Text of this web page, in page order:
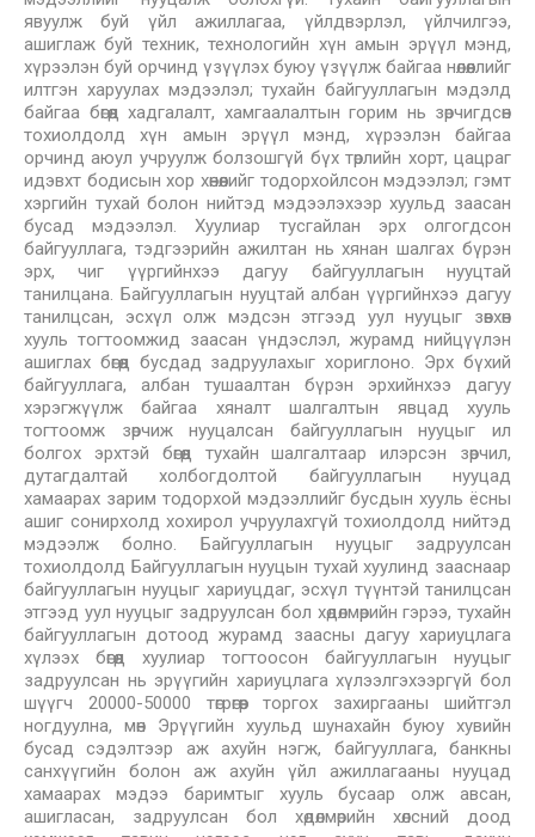
явуулж буй үйл ажиллагаа, үйлдвэрлэл, үйлчилгээ,
ашиглаж буй техник, технологийн хүн амын эрүүл мэнд,
хүрээлэн буй орчинд үзүүлэх буюу үзүүлж байгаа нөлөөллийг
илтгэн харуулах мэдээлэл; тухайн байгууллагын мэдэлд
байгаа бөгөөд хадгалалт, хамгаалалтын горим нь зөрчигдсөн
тохиолдолд хүн амын эрүүл мэнд, хүрээлэн байгаа
орчинд аюул учруулж болзошгүй бүх төрлийн хорт, цацраг
идэвхт бодисын хор хөнөөлийг тодорхойлсон мэдээлэл; гэмт
хэргийн тухай болон нийтэд мэдээлэхээр хуульд заасан
бусад мэдээлэл. Хуулиар тусгайлан эрх олгогдсон
байгууллага, тэдгээрийн ажилтан нь хянан шалгах бүрэн
эрх, чиг үүргийнхээ дагуу байгууллагын нууцтай
танилцана. Байгууллагын нууцтай албан үүргийнхээ дагуу
танилцсан, эсхүл олж мэдсэн этгээд уул нууцыг зөвхөн
хууль тогтоомжид заасан үндэслэл, журамд нийцүүлэн
ашиглах бөгөөд бусдад задруулахыг хориглоно. Эрх бүхий
байгууллага, албан тушаалтан бүрэн эрхийнхээ дагуу
хэрэгжүүлж байгаа хяналт шалгалтын явцад хууль
тогтоомж зөрчиж нууцалсан байгууллагын нууцыг ил
болгох эрхтэй бөгөөд тухайн шалгалтаар илэрсэн зөрчил,
дутагдалтай холбогдолтой байгууллагын нууцад
хамаарах зарим тодорхой мэдээллийг бусдын хууль ёсны
ашиг сонирхолд хохирол учруулахгүй тохиолдолд нийтэд
мэдээлж болно. Байгууллагын нууцыг задруулсан
тохиолдолд Байгууллагын нууцын тухай хуулинд зааснаар
байгууллагын нууцыг хариуцдаг, эсхүл түүнтэй танилцсан
этгээд уул нууцыг задруулсан бол хөдөлмөрийн гэрээ, тухайн
байгууллагын дотоод журамд заасны дагуу хариуцлага
хүлээх бөгөөд хуулиар тогтоосон байгууллагын нууцыг
задруулсан нь эрүүгийн хариуцлага хүлээлгэхээргүй бол
шүүгч 20000-50000 төгрөгөөр торгох захиргааны шийтгэл
ногдуулна, мөн Эрүүгийн хуульд шунахайн буюу хувийн
бусад сэдэлтээр аж ахуйн нэгж, байгууллага, банкны
санхүүгийн болон аж ахуйн үйл ажиллагааны нууцад
хамаарах мэдээ баримтыг хууль бусаар олж авсан,
ашигласан, задруулсан бол хөдөлмөрийн хөлсний доод